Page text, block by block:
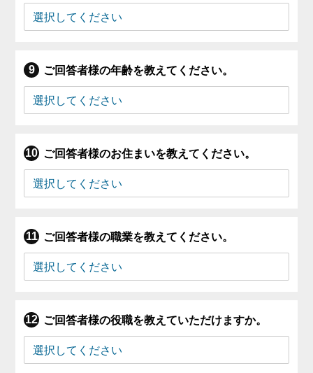
ご回答者様の年齢を教えてください。
ご回答者様のお住まいを教えてください。
ご回答者様の職業を教えてください。
ご回答者様の役職を教えていただけますか。